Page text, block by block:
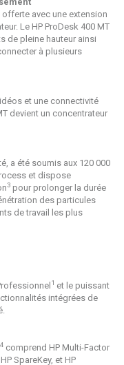
avec une extension
Le HP ProDesk 400 MT
de pleine hauteur ainsi
à plusieurs
et une connectivité
devient un concentrateur
a été soumis aux 120 000
et dispose
3 pour prolonger la durée
des particules
de travail les plus
1 et le puissant
intégrées de
4 comprend HP Multi-Factor
, HP SpareKey, et HP